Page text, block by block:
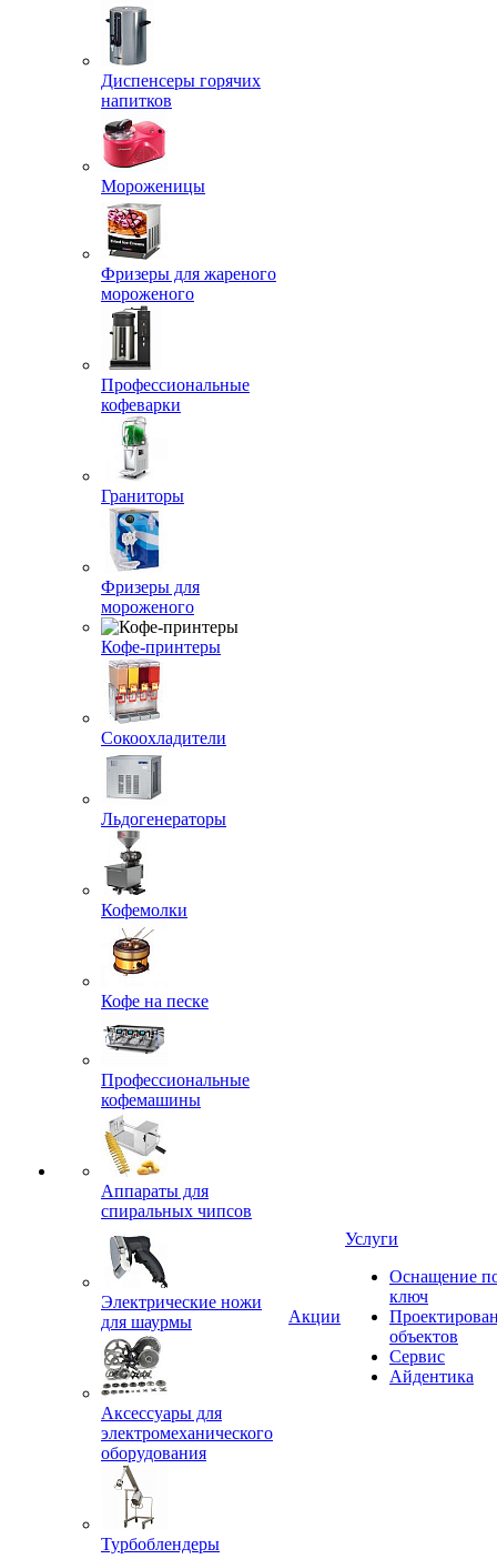
Диспенсеры горячих
напитков
Мороженицы
Фризеры для жареного
мороженого
Профессиональные
кофеварки
Граниторы
Фризеры для
мороженого
Кофе-принтеры
Сокоохладители
Льдогенераторы
Кофемолки
Кофе на песке
Профессиональные
кофемашины
Аппараты для
спиральных чипсов
Электрические ножи
для шаурмы
Аксессуары для
электромеханического
оборудования
Турбоблендеры
Акции
Услуги
Оснащение
ключ
объектов
Сервис
Айдентика